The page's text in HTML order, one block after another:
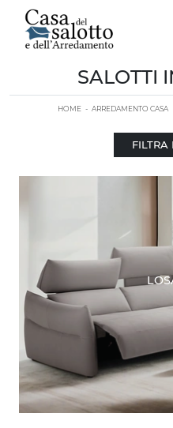
SALOTTI
HOME - ARREDAMENTO CASA
FILTRA